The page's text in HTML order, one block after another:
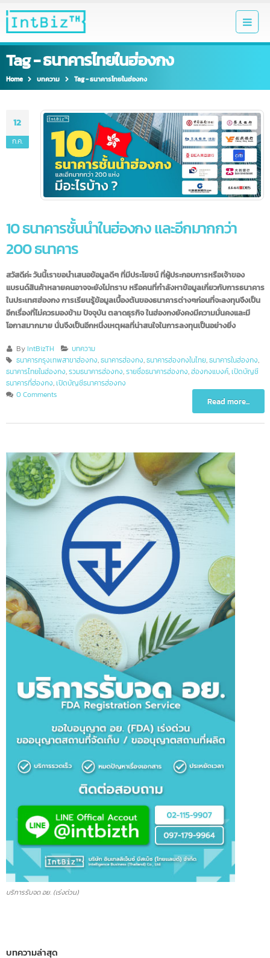
Tag - ธนาคารไทยในฮ่องกง
Home บทความ Tag -ธนาคารไทยในฮ่องกง
12
ก.ค.
10 ธนาคารชั้นนำในฮ่องกง และอีกมากกว่า
200 ธนาคาร
สวัสดีค่ะ วันนี้เราขอนำเสนอข้อมูลดีๆ ที่มีประโยชน์ ที่ผู้ประกอบการหรือเจ้าของ
แบรนด์สินค้าหลายคนอาจจะยังไม่ทราบ หรือคนที่กำลังหาข้อมูลเกี่ยวกับการธนา
ในประเทศฮ่องกง การเรียนรู้ข้อมูลเบื้องต้นของธนาคารต่างๆก่อนที่จะลงทุนจึงเ
อีกเรื่องที่ไม่ควรมองข้าม ปัจจุบัน ตลาดธุรกิจ ในฮ่องกงยังคงมีความมั่นคงและมี
โอกาสมากมาย นั่นจึงเป็นอีกหนึ่งเหตุผลที่น่าสนใจในการลงทุนเป็นอย่างยิ่ง
ByIntBizTH
บทความ
ธนาคารกรุงเทพสาขาฮ่องกง,ธนาคารฮ่องกง
ธนาคารไทยในฮ่องกง
รายชื่อธนาคารฮ่องกง,ฮ่องกงแบงค์,เปิดบัญ
Read more...